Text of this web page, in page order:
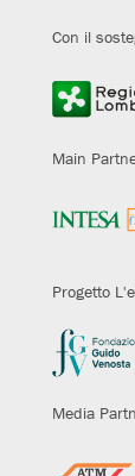
Con il
Main
Progetto
Media